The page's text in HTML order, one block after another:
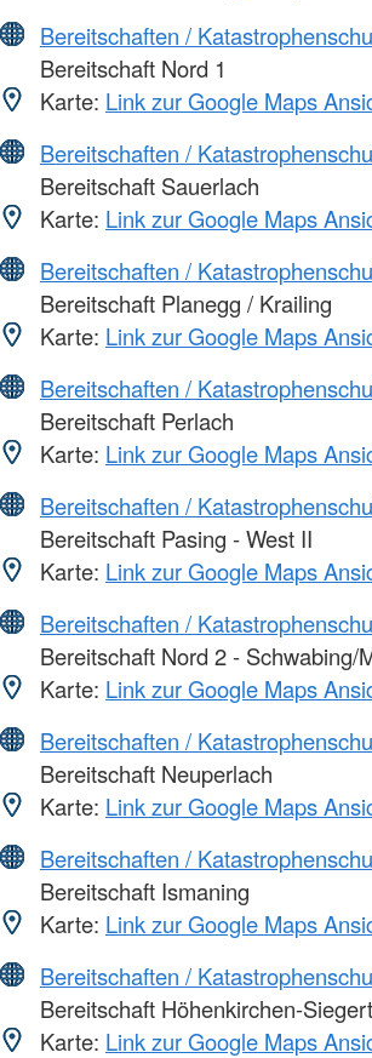
Bereitschaften /
Bereitschaft Nord 1
Karte: Link zur Google Maps
Bereitschaften /
Bereitschaft Sauerlach
Karte: Link zur Google Maps
Bereitschaften /
Bereitschaft Planegg / Krailing
Karte: Link zur Google Maps
Bereitschaften /
Bereitschaft Perlach
Karte: Link zur Google Maps
Bereitschaften /
Bereitschaft Pasing - West II
Karte: Link zur Google Maps
Bereitschaften /
Bereitschaft Nord 2 - Schwabing/
Karte: Link zur Google Maps
Bereitschaften /
Bereitschaft Neuperlach
Karte: Link zur Google Maps
Bereitschaften /
Bereitschaft Ismaning
Karte: Link zur Google Maps
Bereitschaften /
Bereitschaft Höhenkirchen-
Karte: Link zur Google Maps